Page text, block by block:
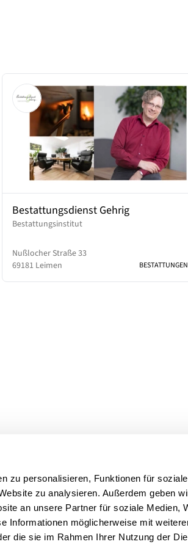
zu personalisieren, Funktionen für
zu analysieren. Außerdem geben
an unsere Partner für soziale Medien,
Informationen möglicherweise mit
die sie im Rahmen Ihrer Nutzung der
Bestattungsdienst Gehrig
Bestattungsinstitut
Nußlocher Straße 33
69181 Leimen
BESTATTUNGEN